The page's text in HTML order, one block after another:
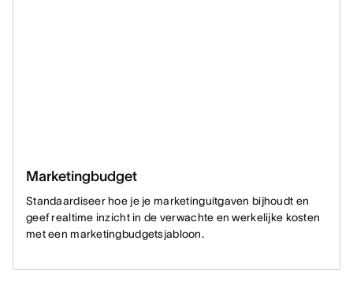
Marketingbudget
Standaardiseer hoe je je marketinguitgaven bijhoudt en
geef realtime inzicht in de verwachte en werkelijke kosten
met een marketingbudgetsjabloon.